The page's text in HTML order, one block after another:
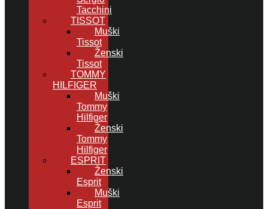
Tacchini
TISSOT
Muški
Tissot
Ženski
Tissot
TOMMY
HILFIGER
Muški
Tommy
Hilfiger
Ženski
Tommy
Hilfiger
ESPRIT
Ženski
Esprit
Muški
Esprit